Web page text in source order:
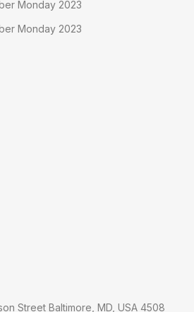
Monday 2023
Monday 2023
Street Baltimore, MD, USA 4508